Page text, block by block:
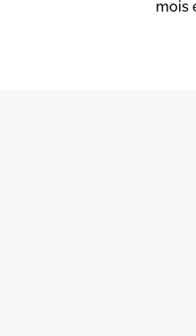
mois